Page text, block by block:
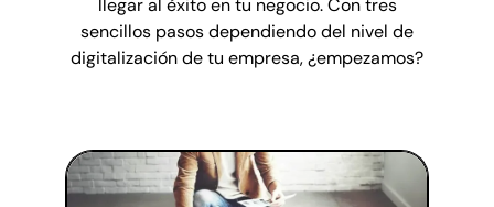
llegar al éxito en tu negocio. Con tres
sencillos pasos dependiendo del nivel de
digitalización de tu empresa, ¿empezamos?